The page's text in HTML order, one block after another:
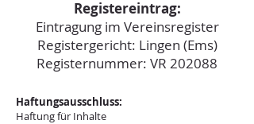
Registereintrag:
Eintragung im Vereinsregister
Registergericht: Lingen (Ems)
Registernummer: VR 202088
Haftungsausschluss:
Haftung für Inhalte